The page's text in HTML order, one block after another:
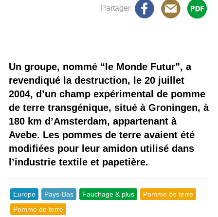
Partager
Un groupe, nommé “le Monde Futur”, a
revendiqué la destruction, le 20 juillet
2004, d’un champ expérimental de pomme
de terre transgénique, situé à Groningen, à
180 km d’Amsterdam, appartenant à
Avebe. Les pommes de terre avaient été
modifiées pour leur amidon utilisé dans
l’industrie textile et papetière.
Europe Pays-Bas Fauchage & plus
Pomme de terre
Pomme de terre